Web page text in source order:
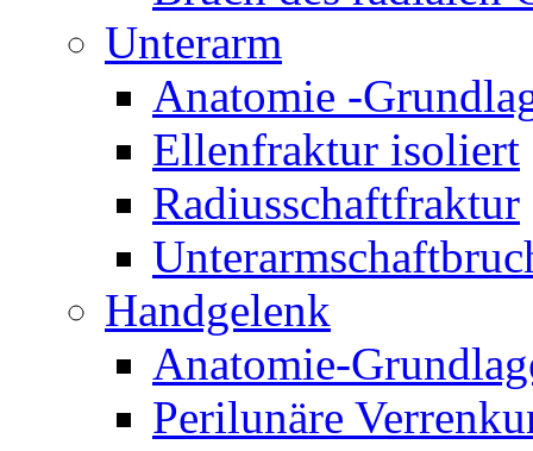
Unterarm
Anatomie -
Ellenfraktur isoliert
Radiusschaftfraktur
Handgelenk
Anatomie-
Perilunäre